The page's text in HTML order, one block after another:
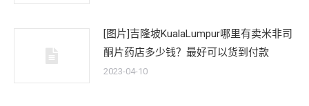
[图片]吉隆坡KualaLumpur哪里有卖米非司
酮片药店多少钱？最好可以货到付款
2023-04-10